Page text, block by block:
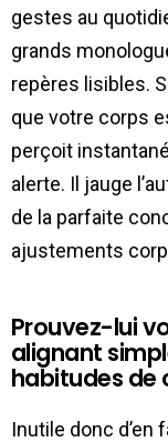
gestes au
grands
repères lisibles.
que votre corps
perçoit
alerte. Il jauge
de la parfaite
ajustements
Prouvez-lui
alignant
habitudes de
Inutile donc d’en